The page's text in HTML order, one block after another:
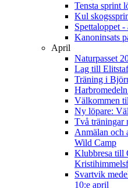
Tensta sprint
Kul
Spettaloppet -
Kanoninsats
April
Naturpasset
Lag till
Träning i
Välkommen
Ny löpare:
Två träningar
Anmälan och
Wild Camp
Klubbresa till
Svartvik
10:e april